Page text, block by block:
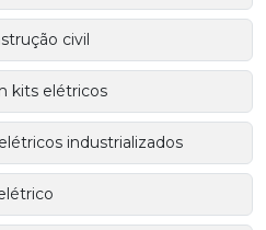
civil
kits elétricos
industrializados